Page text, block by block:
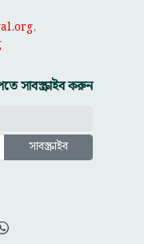
,
সাবস্ক্রাইব করুন